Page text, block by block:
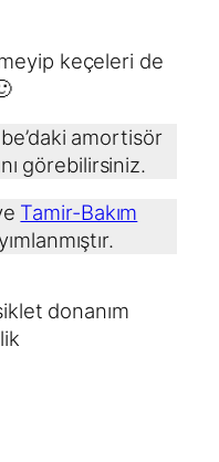
keçeleri de
amortisör
görebilirsiniz.
Tamir-Bakım
donanım